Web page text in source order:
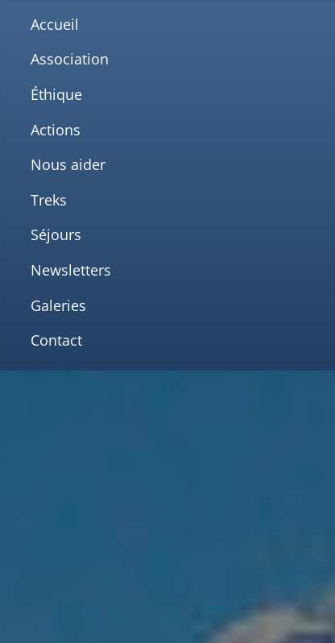
Accueil
Association
Éthique
Actions
Nous aider
Treks
Séjours
Newsletters
Galeries
Contact